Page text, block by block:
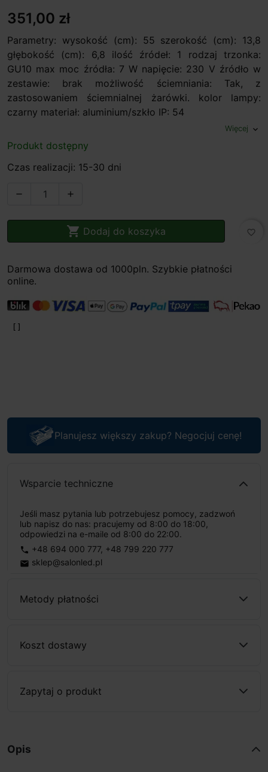
351,00 zł
Parametry: wysokość (cm): 55 szerokość (cm): 13,8
głębokość (cm): 6,8 ilość źródeł: 1 rodzaj trzonka:
GU10 max moc źródła: 7 W napięcie: 230 V źródło w
zestawie: brak możliwość ściemniania: Tak, z
zastosowaniem ściemnialnej żarówki. kolor lampy:
czarny materiał: aluminium/szkło IP: 54
Więcej expand_more
Produkt dostępny
Czas realizacji: 15-30 dni
 
 Dodaj do koszyka favorite_border
Darmowa dostawa od 1000pln. Szybkie płatności
online.
Planujesz większy zakup? Negocjuj cenę!
Wsparcie techniczne
Jeśli masz pytania lub potrzebujesz pomocy, zadzwoń
lub napisz do nas: pracujemy od 8:00 do 18:00,
odpowiedzi na e-maile od 8:00 do 22:00.
phone +48 694 000 777, +48 799 220 777
email sklep@salonled.pl
Metody płatności
Koszt dostawy
Zapytaj o produkt
Opis